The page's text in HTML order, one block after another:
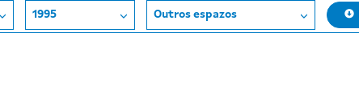
1995 Outros espazos